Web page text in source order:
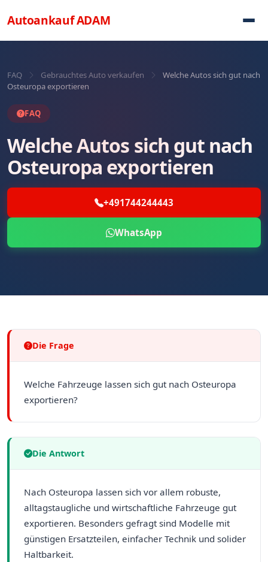
AutoankaufADAM
FAQ Gebrauchtes Auto verkaufen
Welche Autos sich gut nach
Osteuropa exportieren
FAQ
Welche Autos sich gut nach
Osteuropa exportieren
+491744244443
WhatsApp
Die Frage
Welche Fahrzeuge lassen sich gut nach Osteuropa
exportieren?
Die Antwort
Nach Osteuropa lassen sich vor allem robuste,
alltagstaugliche und wirtschaftliche Fahrzeuge gut
exportieren. Besonders gefragt sind Modelle mit
günstigen Ersatzteilen, einfacher Technik und solider
Haltbarkeit.